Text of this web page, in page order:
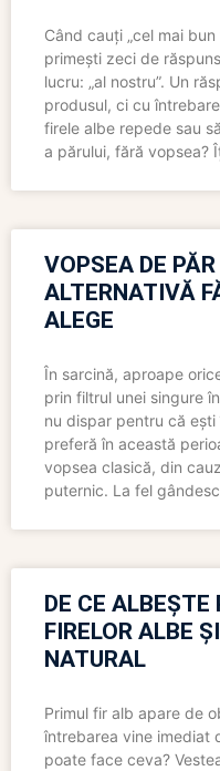
Când cauți „cel mai
primești zeci de
lucru: „al nostru”. Un
produsul, ci cu
firele albe repede sau
a părului, fără vopsea?
VOPSEA DE
ALTERNATIVĂ
ALEGE
În sarcină, aproape
prin filtrul unei singure
nu dispar pentru că
preferă în această
vopsea clasică, din
puternic. La fel
DE CE ALBEȘTE
FIRELOR ALBE
NATURAL
Primul fir alb apare de
întrebarea vine imediat
poate face ceva?